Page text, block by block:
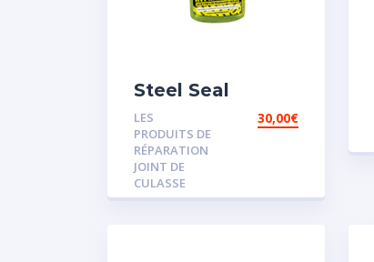
Steel Seal
LES
PRODUITS DE
RÉPARATION
JOINT DE
CULASSE
30,00€